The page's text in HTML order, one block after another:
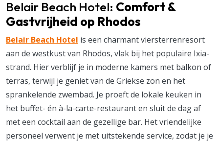
Belair Beach Hotel: Comfort &
Gastvrijheid op Rhodos
Belair Beach Hotel is een charmant viersterrenresort
aan de westkust van Rhodos, vlak bij het populaire Ixia-
strand. Hier verblijf je in moderne kamers met balkon of
terras, terwijl je geniet van de Griekse zon en het
sprankelende zwembad. Je proeft de lokale keuken in
het buffet- én à-la-carte-restaurant en sluit de dag af
met een cocktail aan de gezellige bar. Het vriendelijke
personeel verwent je met uitstekende service, zodat je je